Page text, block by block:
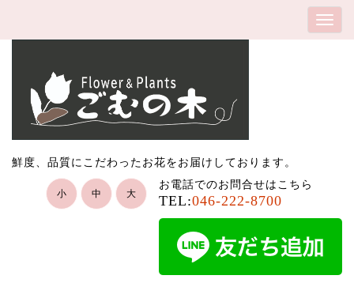
鮮度、品質にこだわったお花をお届けしております。
お電話でのお問合せはこちら
TEL:046-222-8700
小 中 大